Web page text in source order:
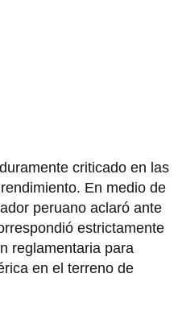
criticado en las
En medio de
peruano aclaró ante
estrictamente
reglamentaria para
en el terreno de